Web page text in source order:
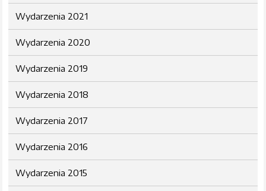
Wydarzenia 2021
Wydarzenia 2020
Wydarzenia 2019
Wydarzenia 2018
Wydarzenia 2017
Wydarzenia 2016
Wydarzenia 2015